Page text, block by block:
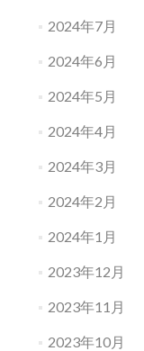
2024年7月
2024年6月
2024年5月
2024年4月
2024年3月
2024年2月
2024年1月
2023年12月
2023年11月
2023年10月